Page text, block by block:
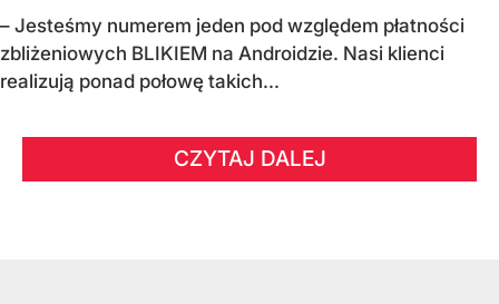
– Jesteśmy numerem jeden pod względem płatności
zbliżeniowych BLIKIEM na Androidzie. Nasi klienci
realizują ponad połowę takich...
CZYTAJ DALEJ